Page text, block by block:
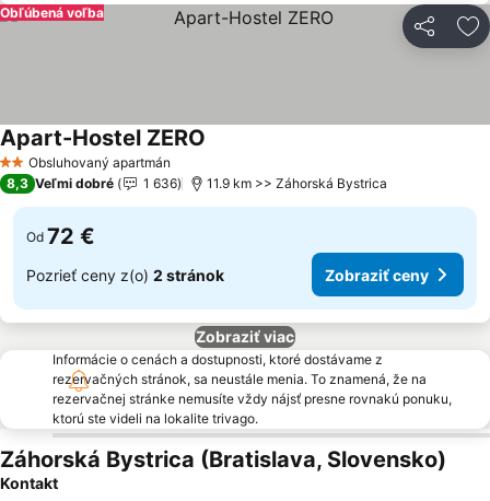
Zdieľať
Obľúbená voľba
2 Počet hviezdičiek
Obsluhovaný apartmán
Apart-Hostel ZERO
8,3 Veľmi dobré 1 636 11.9 km >> Záhorská Bystrica
Od 72 €
Pozrieť ceny z(o) 2 stránok Zobraziť ceny
Zobraziť viac
Informácie o cenách a dostupnosti, ktoré dostávame z
rezervačných stránok, sa neustále menia. To znamená, že na
rezervačnej stránke nemusíte vždy nájsť presne rovnakú ponuku,
ktorú ste videli na lokalite trivago.
Záhorská Bystrica (Bratislava, Slovensko)
Kontakt